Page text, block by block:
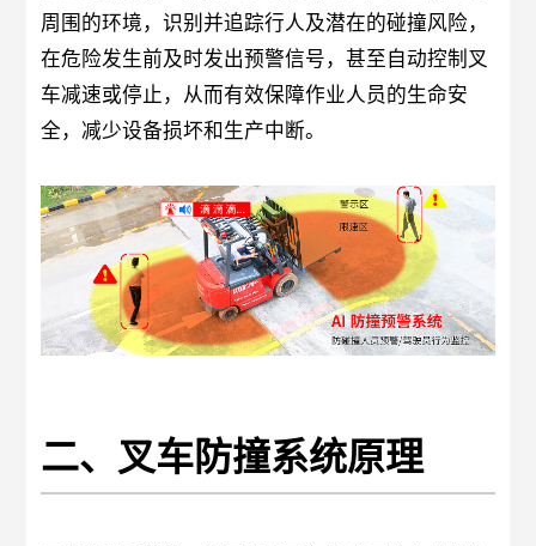
周围的环境，识别并追踪行人及潜在的碰撞风险，
在危险发生前及时发出预警信号，甚至自动控制叉
车减速或停止，从而有效保障作业人员的生命安
全，减少设备损坏和生产中断。
二、叉车防撞系统原理